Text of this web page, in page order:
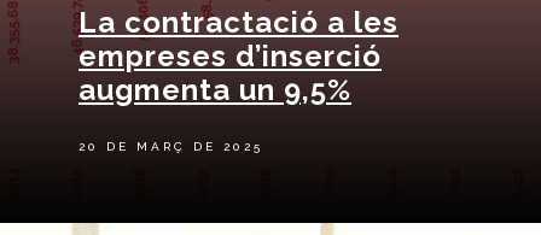
La contractació a les
empreses d’inserció
augmenta un 9,5%
20 DE MARÇ DE 2025